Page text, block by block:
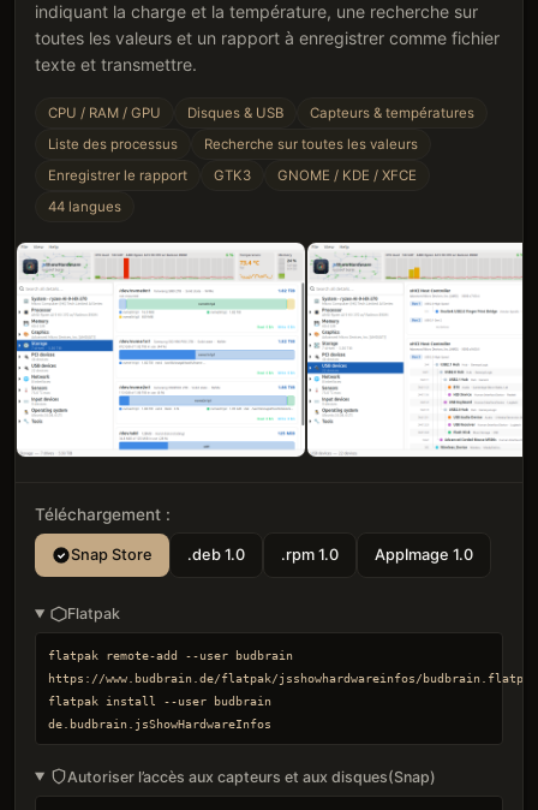
indiquant la charge et la température, une recherche sur
toutes les valeurs et un rapport à enregistrer comme fichier
texte et transmettre.
CPU / RAM / GPU Disques & USB
Capteurs & températures
Liste des processus
Recherche sur toutes les valeurs
Enregistrer le rapport
GTK3
GNOME / KDE / XFCE
44 langues
Téléchargement :
Snap Store .deb 1.0 .rpm 1.0 AppImage 1.0
Flatpak
flatpak remote-add --user budbrain
https://www.budbrain.de/flatpak/jsshowhardwareinfos/
flatpak install --user budbrain
de.budbrain.jsShowHardwareInfos
Autoriser l’accès aux capteurs et aux disques(Snap)